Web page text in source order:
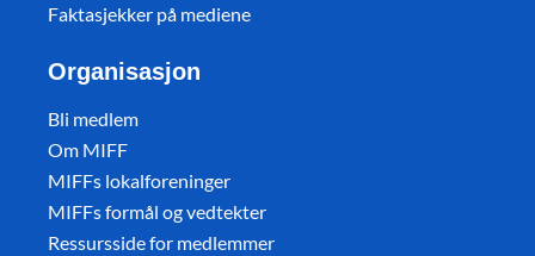
Faktasjekker på mediene
Organisasjon
Bli medlem
Om MIFF
MIFFs lokalforeninger
MIFFs formål og vedtekter
Ressursside for medlemmer